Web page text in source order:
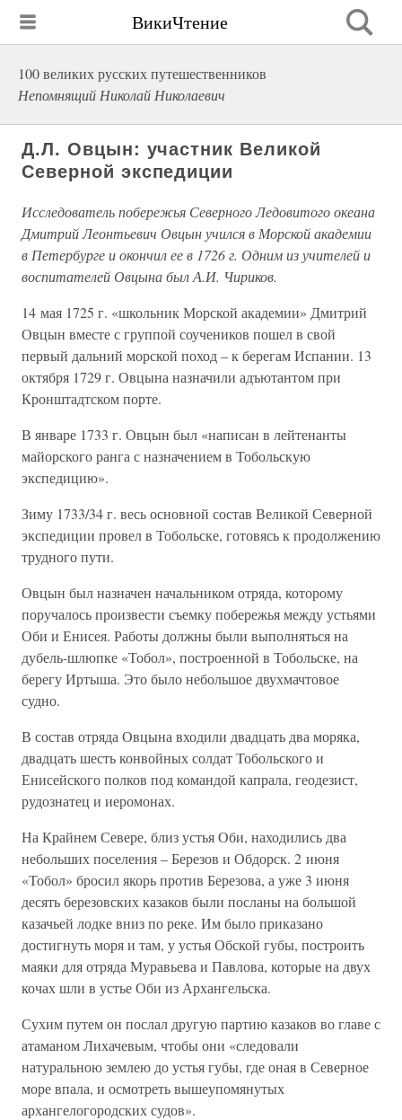
ВикиЧтение
100 великих русских путешественников
Непомнящий Николай Николаевич
Д.Л. Овцын: участник Великой
Северной экспедиции
Исследователь побережья Северного Ледовитого океана
Дмитрий Леонтьевич Овцын учился в Морской академии
в Петербурге и окончил ее в 1726 г. Одним из учителей и
воспитателей Овцына был А.И. Чириков.
14 мая 1725 г. «школьник Морской академии» Дмитрий
Овцын вместе с группой соучеников пошел в свой
первый дальний морской поход – к берегам Испании. 13
октября 1729 г. Овцына назначили адъютантом при
Кронштадтском порте.
В январе 1733 г. Овцын был «написан в лейтенанты
майорского ранга с назначением в Тобольскую
экспедицию».
Зиму 1733/34 г. весь основной состав Великой Северной
экспедиции провел в Тобольске, готовясь к продолжению
трудного пути.
Овцын был назначен начальником отряда, которому
поручалось произвести съемку побережья между устьями
Оби и Енисея. Работы должны были выполняться на
дубель-шлюпке «Тобол», построенной в Тобольске, на
берегу Иртыша. Это было небольшое двухмачтовое
судно.
В состав отряда Овцына входили двадцать два моряка,
двадцать шесть конвойных солдат Тобольского и
Енисейского полков под командой капрала, геодезист,
рудознатец и иеромонах.
На Крайнем Севере, близ устья Оби, находились два
небольших поселения – Березов и Обдорск. 2 июня
«Тобол» бросил якорь против Березова, а уже 3 июня
десять березовских казаков были посланы на большой
казачьей лодке вниз по реке. Им было приказано
достигнуть моря и там, у устья Обской губы, построить
маяки для отряда Муравьева и Павлова, которые на двух
кочах шли в устье Оби из Архангельска.
Сухим путем он послал другую партию казаков во главе с
атаманом Лихачевым, чтобы они «следовали
натуральною землею до устья губы, где оная в Северное
море впала, и осмотреть вышеупомянутых
архангелогородских судов».